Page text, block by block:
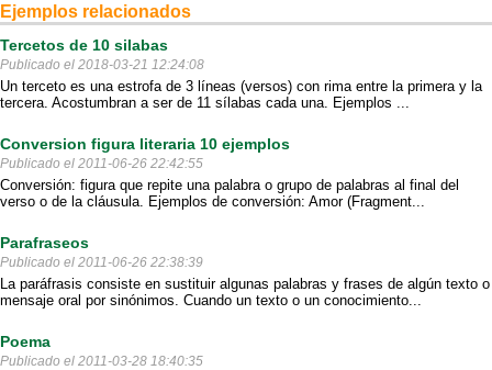
Ejemplos relacionados
Tercetos de 10 silabas
Publicado el 2018-03-21 12:24:08
Un terceto es una estrofa de 3 líneas (versos) con rima entre la primera y la
tercera. Acostumbran a ser de 11 sílabas cada una. Ejemplos ...
Conversion figura literaria 10 ejemplos
Publicado el 2011-06-26 22:42:55
Conversión: figura que repite una palabra o grupo de palabras al final del
verso o de la cláusula. Ejemplos de conversión: Amor (Fragment...
Parafraseos
Publicado el 2011-06-26 22:38:39
La paráfrasis consiste en sustituir algunas palabras y frases de algún texto o
mensaje oral por sinónimos. Cuando un texto o un conocimiento...
Poema
Publicado el 2011-03-28 18:40:35